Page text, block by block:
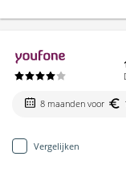
8 maanden voor
Vergelijken